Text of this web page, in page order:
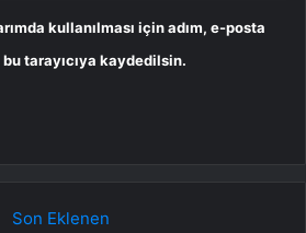
kullanılması için adım, e-posta
tarayıcıya kaydedilsin.
Son Eklenen